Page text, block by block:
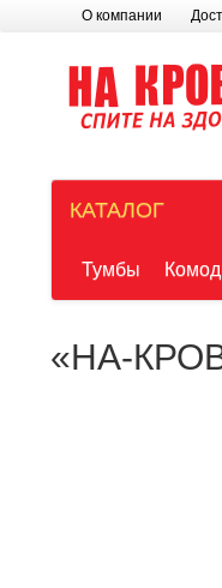
О компании
КАТАЛОГ
Тумбы
«НА-